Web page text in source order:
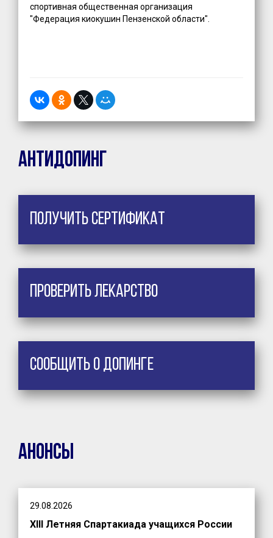
спортивная общественная организация
"Федерация киокушин Пензенской области".
Антидопинг
Получить сертификат
Проверить лекарство
Сообщить о допинге
Анонсы
29.08.2026
XIII Летняя Спартакиада учащихся России